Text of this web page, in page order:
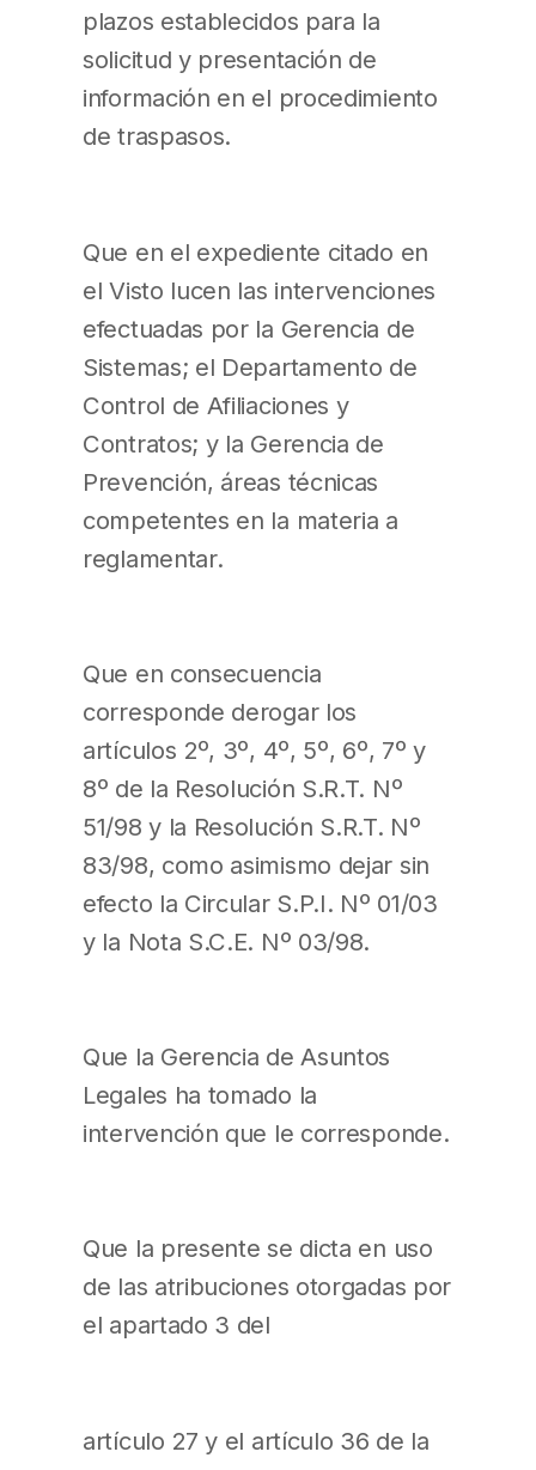
plazos establecidos para la
solicitud y presentación de
información en el procedimiento
de traspasos.
Que en el expediente citado en
el Visto lucen las intervenciones
efectuadas por la Gerencia de
Sistemas; el Departamento de
Control de Afiliaciones y
Contratos; y la Gerencia de
Prevención, áreas técnicas
competentes en la materia a
reglamentar.
Que en consecuencia
corresponde derogar los
artículos 2º, 3º, 4º, 5º, 6º, 7º y
8º de la Resolución S.R.T. Nº
51/98 y la Resolución S.R.T. Nº
83/98, como asimismo dejar sin
efecto la Circular S.P.I. Nº 01/03
y la Nota S.C.E. Nº 03/98.
Que la Gerencia de Asuntos
Legales ha tomado la
intervención que le corresponde.
Que la presente se dicta en uso
de las atribuciones otorgadas por
el apartado 3 del
artículo 27 y el artículo 36 de la